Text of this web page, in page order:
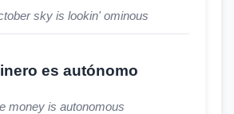
sky is lookin' ominous
es autónomo
money is autonomous